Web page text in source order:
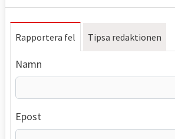
Rapportera fel Tipsa redaktionen
Namn
Epost